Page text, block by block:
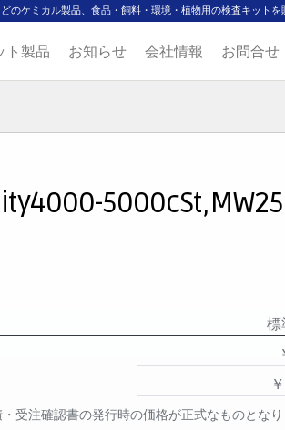
のケミカル製品、食品・飼料・環境・植物用の検査キットを
ト製品 お知らせ 会社情報 お問合せ
標
受注確認書の発行時の価格が正式なものとなり